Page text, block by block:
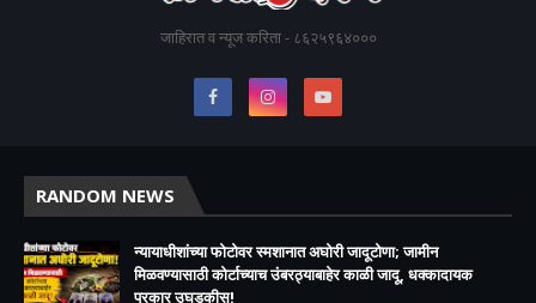
जाहिरात व न्यूज करिता - ८६२५९६४०००
RANDOM NEWS
न्यायाधीशांच्या फोटोवर स्मशानात अघोरी जादूटोणा; जामीन
मिळवण्यासाठी कोर्टाच्याच उंबरठ्याबाहेर काळी जादू, धक्कादायक
प्रकार उघडकीस!